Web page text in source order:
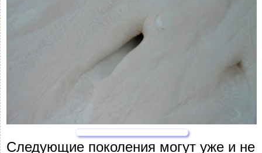
Следующие поколения могут уже и не